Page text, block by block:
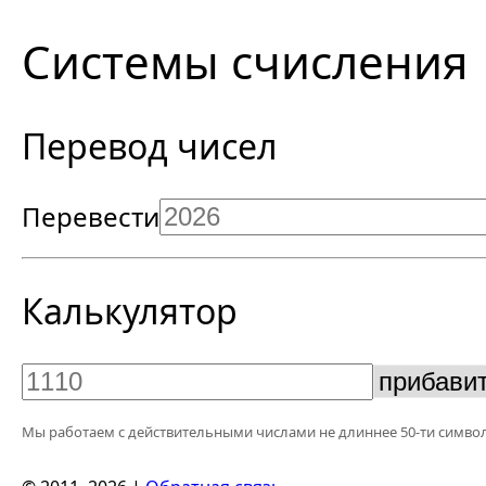
Системы счисления
Перевод чисел
Перевести
Калькулятор
Мы работаем с действительными числами не длиннее 50-ти